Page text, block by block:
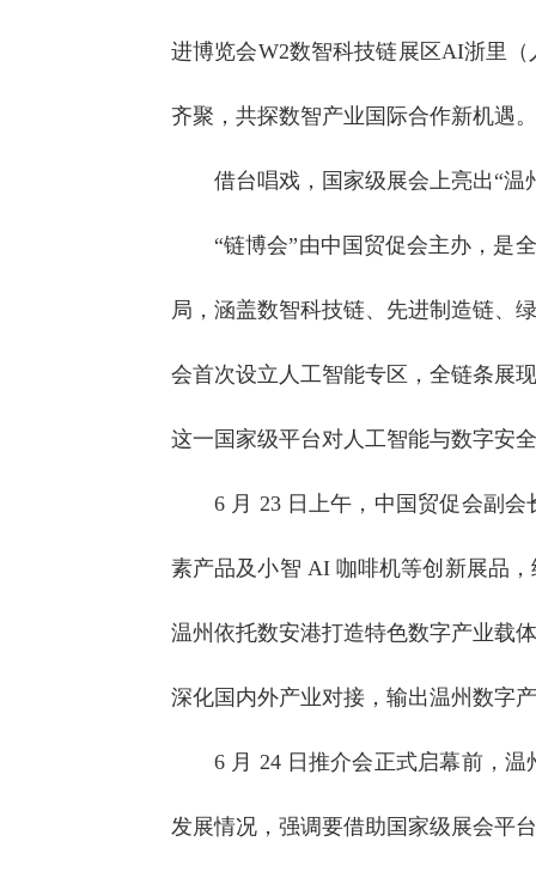
进博览会W2数智科技链展区AI浙里
齐聚，共探数智产业国际合作新机遇。
借台唱戏，国家级展会上亮出“温
“链博会”由中国贸促会主办，是
局，涵盖数智科技链、先进制造链、
会首次设立人工智能专区，全链条展
这一国家级平台对人工智能与数字安
6 月 23 日上午，中国贸促会副
素产品及小智 AI 咖啡机等创新展品
温州依托数安港打造特色数字产业载
深化国内外产业对接，输出温州数字
6 月 24 日推介会正式启幕前，
发展情况，强调要借助国家级展会平